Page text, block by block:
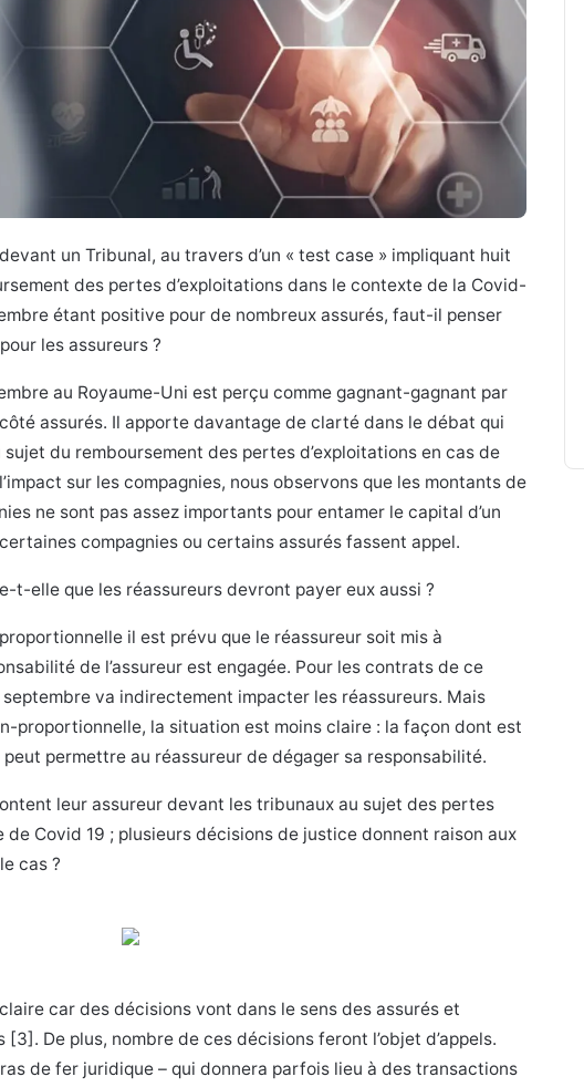
un Tribunal, au travers d’un « test case » impliquant huit
des pertes d’exploitations dans le contexte de la Covid-
étant positive pour de nombreux assurés, faut-il penser
les assureurs ?
au Royaume-Uni est perçu comme gagnant-gagnant par
assurés. Il apporte davantage de clarté dans le débat qui
du remboursement des pertes d’exploitations en cas de
sur les compagnies, nous observons que les montants de
ne sont pas assez importants pour entamer le capital d’un
compagnies ou certains assurés fassent appel.
t-elle que les réassureurs devront payer eux aussi ?
il est prévu que le réassureur soit mis à
de l’assureur est engagée. Pour les contrats de ce
va indirectement impacter les réassureurs. Mais
proportionnelle, la situation est moins claire : la façon dont est
permettre au réassureur de dégager sa responsabilité.
leur assureur devant les tribunaux au sujet des pertes
de Covid 19 ; plusieurs décisions de justice donnent raison aux
cas ?
car des décisions vont dans le sens des assurés et
De plus, nombre de ces décisions feront l’objet d’appels.
de fer juridique – qui donnera parfois lieu à des transactions